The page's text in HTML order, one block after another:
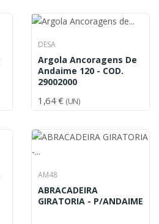
DESA
Argola Ancoragens De
Andaime 120 - COD.
29002000
1,64 € (UN)
AM48
ABRACADEIRA
GIRATORIA - P/ANDAIME